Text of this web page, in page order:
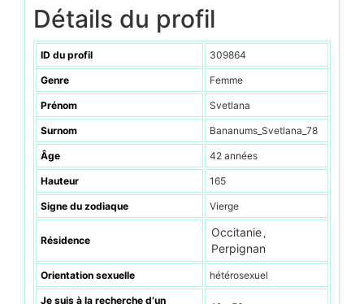
Détails du profil
ID du profil 309864
Genre Femme
Prénom Svetlana
Surnom Bananums_Svetlana_78
Âge 42 années
Hauteur 165
Signe du zodiaque Vierge
Résidence
Occitanie ,
Perpignan
Orientation sexuelle hétérosexuel
Je suis à la recherche d’un